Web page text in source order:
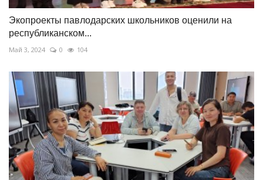
Экопроекты павлодарских школьников оценили на
республиканском...
Май 3, 2024 0 104